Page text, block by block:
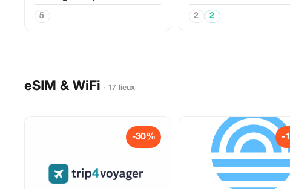
5 2 2
eSIM & WiFi · 17 lieux
-30% -